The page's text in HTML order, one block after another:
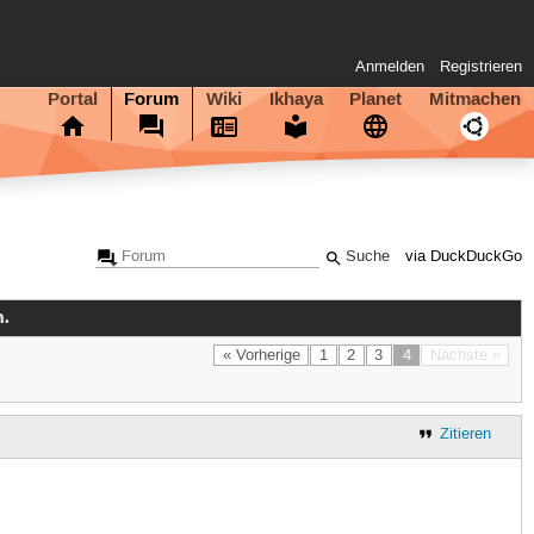
Anmelden Registrieren
Portal Forum Wiki Ikhaya Planet Mitmachen
via DuckDuckGo
« Vorherige 1 2 3 4 Nächste »
Zitieren